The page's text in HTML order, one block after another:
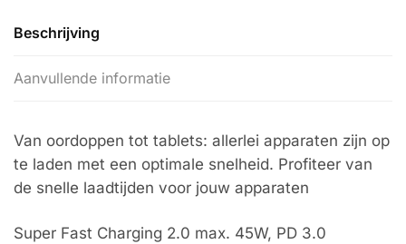
Beschrijving
Aanvullende informatie
Van oordoppen tot tablets: allerlei apparaten zijn op
te laden met een optimale snelheid. Profiteer van
de snelle laadtijden voor jouw apparaten
Super Fast Charging 2.0 max. 45W, PD 3.0